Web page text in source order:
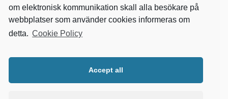
om elektronisk kommunikation skall alla besökare på
webbplatser som använder cookies informeras om
detta. Cookie Policy
Accept all